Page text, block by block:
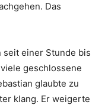
Das
seit einer Stunde bis
geschlossene
glaubte zu
klang. Er weigerte